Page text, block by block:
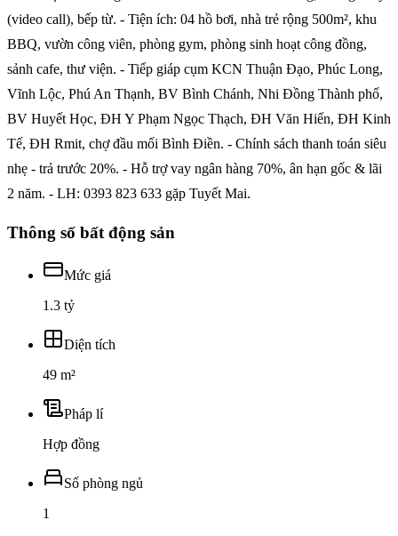
(video call), bếp từ. - Tiện ích: 04 hồ bơi, nhà trẻ rộng 500m², khu
BBQ, vườn công viên, phòng gym, phòng sinh hoạt công đồng,
sảnh cafe, thư viện. - Tiếp giáp cụm KCN Thuận Đạo, Phúc Long,
Vĩnh Lộc, Phú An Thạnh, BV Bình Chánh, Nhi Đồng Thành phố,
BV Huyết Học, ĐH Y Phạm Ngọc Thạch, ĐH Văn Hiến, ĐH Kinh
Tế, ĐH Rmit, chợ đầu mối Bình Điền. - Chính sách thanh toán siêu
nhẹ - trả trước 20%. - Hỗ trợ vay ngân hàng 70%, ân hạn gốc & lãi
2 năm. - LH: 0393 823 633 gặp Tuyết Mai.
Thông số bất động sản
Mức giá
1.3 tỷ
Diện tích
49 m²
Pháp lí
Hợp đồng
Số phòng ngủ
1